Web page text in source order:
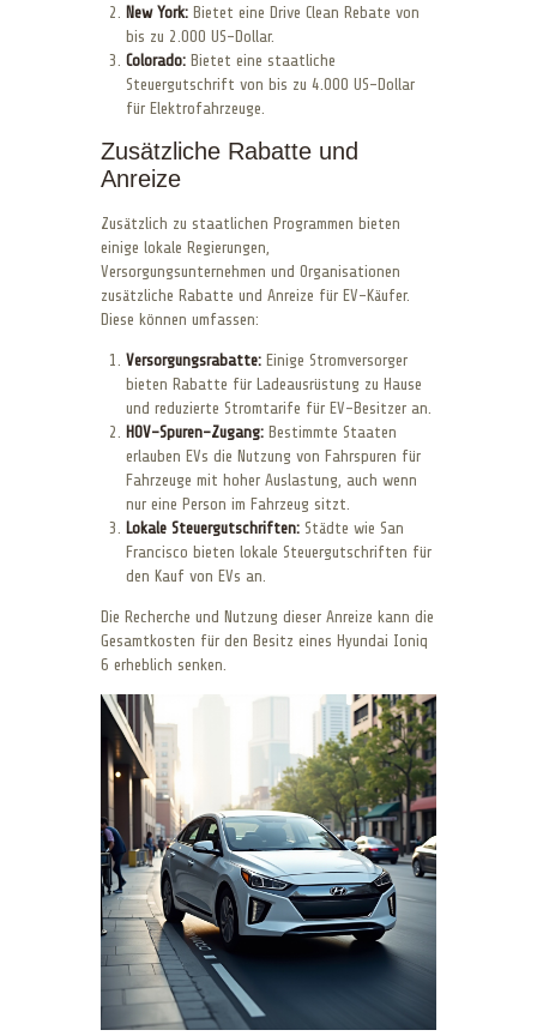
New York: Bietet eine Drive Clean Rebate von
bis zu 2.000 US-Dollar.
Colorado: Bietet eine staatliche
Steuergutschrift von bis zu 4.000 US-Dollar
für Elektrofahrzeuge.
Zusätzliche Rabatte und
Anreize
Zusätzlich zu staatlichen Programmen bieten
einige lokale Regierungen,
Versorgungsunternehmen und Organisationen
zusätzliche Rabatte und Anreize für EV-Käufer.
Diese können umfassen:
Versorgungsrabatte: Einige Stromversorger
bieten Rabatte für Ladeausrüstung zu Hause
und reduzierte Stromtarife für EV-Besitzer an.
HOV-Spuren-Zugang: Bestimmte Staaten
erlauben EVs die Nutzung von Fahrspuren für
Fahrzeuge mit hoher Auslastung, auch wenn
nur eine Person im Fahrzeug sitzt.
Lokale Steuergutschriften: Städte wie San
Francisco bieten lokale Steuergutschriften für
den Kauf von EVs an.
Die Recherche und Nutzung dieser Anreize kann die
Gesamtkosten für den Besitz eines Hyundai Ioniq
6 erheblich senken.